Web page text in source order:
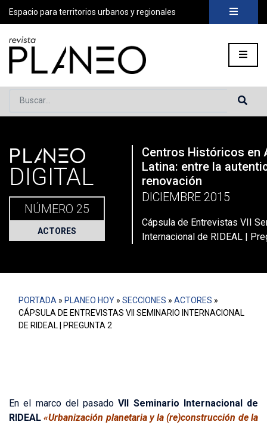
Espacio para territorios urbanos y regionales
Buscar...
Portada» Planeo Hoy Secciones»Actores»Cápsula de
PLANEO
DIGITAL
NÚMERO 25
ACTORES
Centros Históricos en
Latina: entre la
renovación
DICIEMBRE 2015
Cápsula de Entrevistas VII
Internacional de RIDEAL |
PORTADA » PLANEO HOY » SECCIONES » ACTORES »
CÁPSULA DE ENTREVISTAS VII SEMINARIO INTERNACIONAL
DE RIDEAL | PREGUNTA 2
En el marco del pasadoVII Seminario Internacional de
RIDEAL «Urbanización planetaria y la (re)construcción de la